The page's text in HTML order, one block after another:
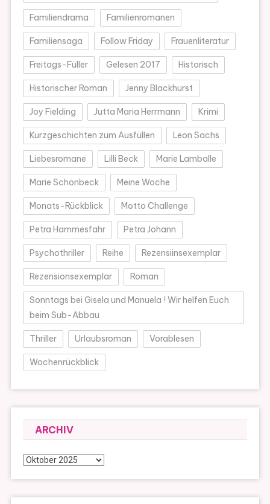
Familiendrama Familienromanen
Familiensaga Follow Friday Frauenliteratur
Freitags-Füller Gelesen 2017 Historisch
Historischer Roman Jenny Blackhurst
Joy Fielding Jutta Maria Herrmann Krimi
Kurzgeschichten zum Ausfüllen Leon Sachs
Liebesromane Lilli Beck Marie Lamballe
Marie Schönbeck Meine Woche
Monats-Rückblick Motto Challenge
Petra Hammesfahr Petra Johann
Psychothriller Reihe Rezensiinsexemplar
Rezensionsexemplar Roman
Sonntags bei Gisela und Manuela ! Wir helfen Euch
beim Sub-Abbau
Thriller Urlaubsroman Vorablesen
Wochenrückblick
ARCHIV
Archiv